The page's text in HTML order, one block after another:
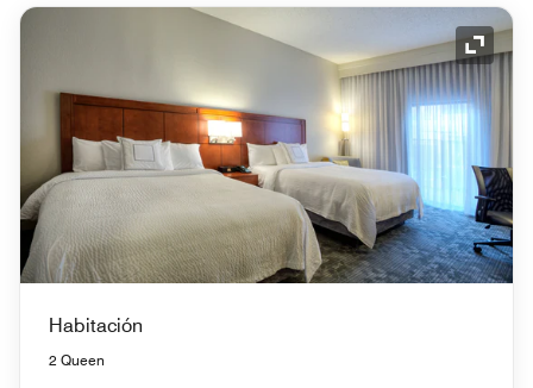
Icono
Habitación
2 Queen